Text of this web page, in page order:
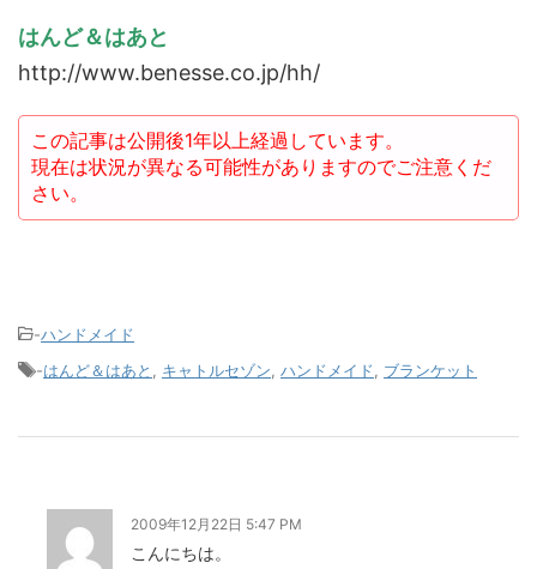
はんど＆はあと
http://www.benesse.co.jp/hh/
この記事は公開後1年以上経過しています。
現在は状況が異なる可能性がありますのでご注意くだ
さい。
-ハンドメイド
-はんど＆はあと キャトルセゾン ハンドメイド ブランケット
2009年12月22日 5:47 PM
こんにちは。